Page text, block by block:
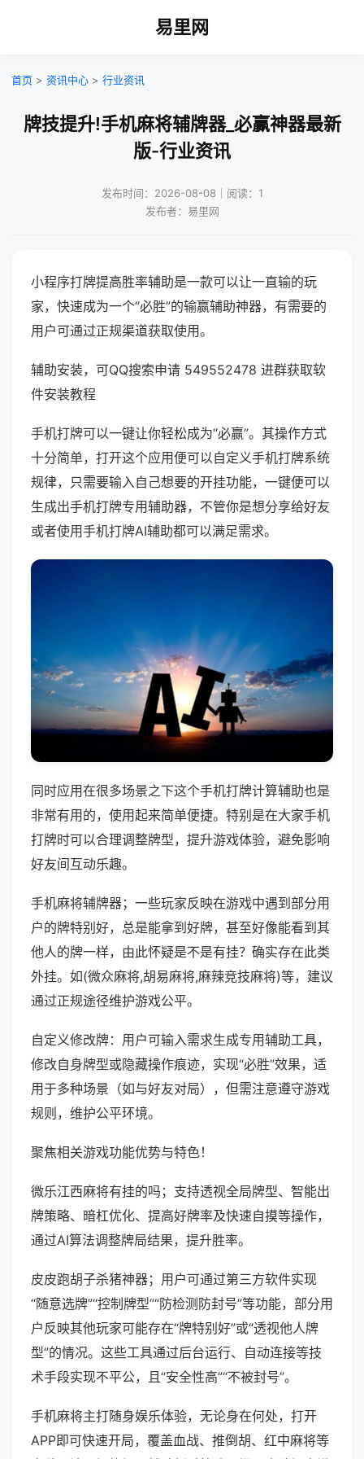
易里网
首页 > 资讯中心 > 行业资讯
牌技提升!手机麻将辅牌器_必赢神器最新
版-行业资讯
发布时间：2026-08-08｜阅读：1
发布者：易里网
小程序打牌提高胜率辅助是一款可以让一直输的玩
家，快速成为一个“必胜”的输赢辅助神器，有需要的
用户可通过正规渠道获取使用。
辅助安装，可QQ搜索申请 549552478 进群获取软
件安装教程
手机打牌可以一键让你轻松成为“必赢”。其操作方式
十分简单，打开这个应用便可以自定义手机打牌系统
规律，只需要输入自己想要的开挂功能，一键便可以
生成出手机打牌专用辅助器，不管你是想分享给好友
或者使用手机打牌AI辅助都可以满足需求。
同时应用在很多场景之下这个手机打牌计算辅助也是
非常有用的，使用起来简单便捷。特别是在大家手机
打牌时可以合理调整牌型，提升游戏体验，避免影响
好友间互动乐趣。
手机麻将辅牌器；一些玩家反映在游戏中遇到部分用
户的牌特别好，总是能拿到好牌，甚至好像能看到其
他人的牌一样，由此怀疑是不是有挂？确实存在此类
外挂。如(微众麻将,胡易麻将,麻辣竞技麻将)等，建议
通过正规途径维护游戏公平。
自定义修改牌：用户可输入需求生成专用辅助工具，
修改自身牌型或隐藏操作痕迹，实现“必胜”效果，适
用于多种场景（如与好友对局），但需注意遵守游戏
规则，维护公平环境。
聚焦相关游戏功能优势与特色！
微乐江西麻将有挂的吗；支持透视全局牌型、智能出
牌策略、暗杠优化、提高好牌率及快速自摸等操作，
通过AI算法调整牌局结果，提升胜率。
皮皮跑胡子杀猪神器；用户可通过第三方软件实现
“随意选牌”“控制牌型”“防检测防封号”等功能，部分用
户反映其他玩家可能存在“牌特别好”或“透视他人牌
型”的情况。这些工具通过后台运行、自动连接等技
术手段实现不平公，且“安全性高”“不被封号”。
手机麻将主打随身娱乐体验，无论身在何处，打开
APP即可快速开局，覆盖血战、推倒胡、红中麻将等